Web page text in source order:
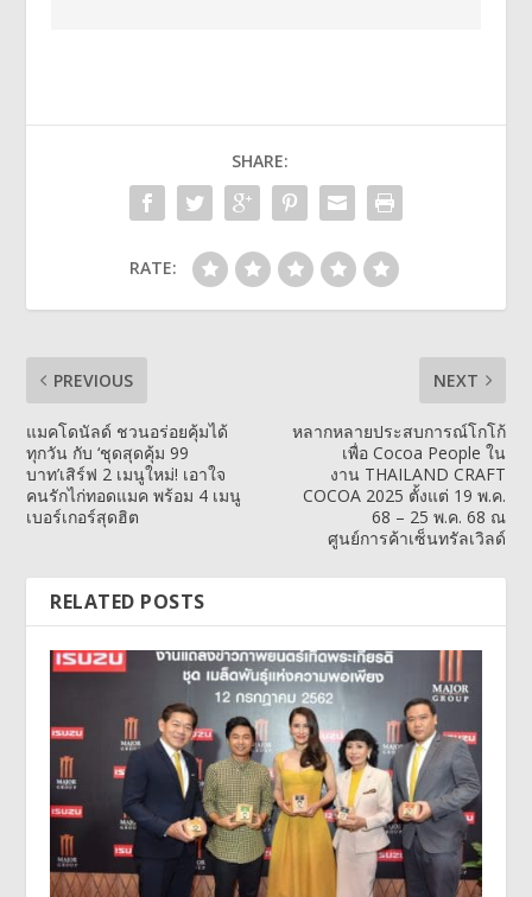
SHARE:
RATE:
PREVIOUS
แมคโดนัลด์ ชวนอร่อยคุ้มได้
ทุกวัน กับ ‘ชุดสุดคุ้ม 99
บาท’เสิร์ฟ 2 เมนูใหม่! เอาใจ
คนรักไก่ทอดแมค พร้อม 4 เมนู
เบอร์เกอร์สุดฮิต
NEXT
หลากหลายประสบการณ์โกโก้
เพื่อ Cocoa People ใน
งาน THAILAND CRAFT
COCOA 2025 ตั้งแต่ 19 พ.ค.
68 – 25 พ.ค. 68 ณ
ศูนย์การค้าเซ็นทรัลเวิลด์
RELATED POSTS